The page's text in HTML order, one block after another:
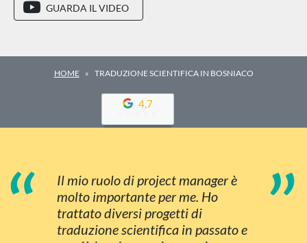
GUARDA IL VIDEO
HOME TRADUZIONE SCIENTIFICA IN BOSNIACO
4,7
“
Il mio ruolo di project manager è
molto importante per me. Ho
trattato diversi progetti di
traduzione scientifica in passato e
”